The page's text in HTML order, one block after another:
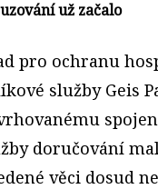
už začalo
pro ochranu
služby Geis
doručování
věci dosud